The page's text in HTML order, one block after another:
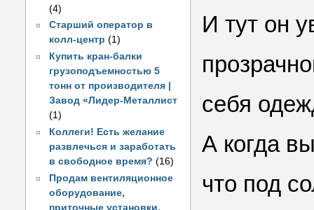
(4)
Старший оператор в
колл-центр (1)
Купить кран-балки
грузоподъемностью 5
тонн от производителя |
Завод «Лидер-Металлист
(1)
Коллеги! Есть желание
развлечься и заработать
в свободное время? (16)
Продам вентиляционное
оборудование,
приточные установки,
И тут он
себя
А когда
что под